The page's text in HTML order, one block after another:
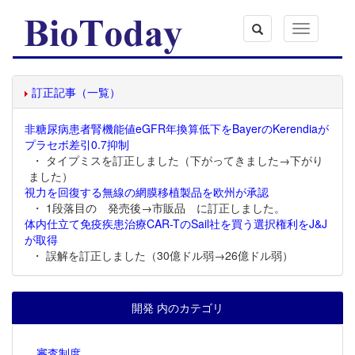
Toggle
navigation
訂正記事（一覧）
非糖尿病患者腎機能値eGFR年換算低下をBayerのKerendiaが
プラセボ差引0.7抑制
・ タイプミスを訂正しました（下がってきました→下がり
ました）
視力を回復する無線の網膜移植製品を欧州が承認
・ 1段落目の 発売後→市販品 に訂正しました。
体内仕立て免疫疾患治療CAR-TのSail社を買う選択権利をJ&J
が取得
・ 誤解を訂正しました（30億ドル弱→26億ドル弱）
開発 内のカテゴリ